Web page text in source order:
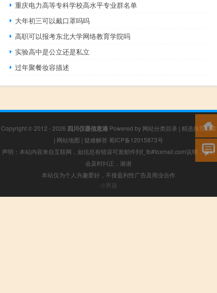
重庆电力高等专科学校高水平专业群名单
大年初三可以戴口罩吗吗
高职可以报考东北大学网络教育学院吗
实验高中是公立还是私立
过年聚餐妆容描述
Copyright © 2012 - 2026 四川仪器信息港Powered by 网站分类目录 | 精选推荐文章
| 网站地图 | 疑难解答 蜀ICP备12015873号
声明：本站内容来自互联网，如信息有错误可发邮件到f_fb#foxmail.com说明，我们
会及时纠正，谢谢
本站仅为个人兴趣爱好，不接盈利性广告及商业合作
小男孩